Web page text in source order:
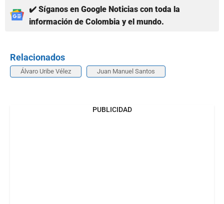
✔️ Síganos en Google Noticias con toda la
información de Colombia y el mundo.
Relacionados
Álvaro Uribe Vélez Juan Manuel Santos
PUBLICIDAD